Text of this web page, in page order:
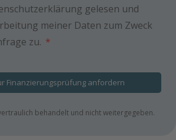
gelesen und
meiner Daten zum Zweck
zu.
Finanzierungsprüfung anfordern
behandelt und nicht weitergegeben.